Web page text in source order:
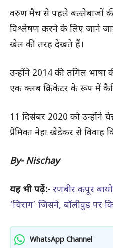
वरुण मैच से पहले बल्लेबाजों
विश्लेषण करने के लिए जाने
खेल की तरह देखते हैं।
उन्होंने 2014 की तमिल भाषा
एक क्लब क्रिकेटर के रूप में
11 दिसंबर 2020 को उन्होंने
प्रेमिका नेहा खेडेकर से विवाह
By- Nischay
यह भी पढ़ें:- रणबीर कपूर
‘चिराग’ जिसने, बॉलीवुड पर
WhatsApp Channel